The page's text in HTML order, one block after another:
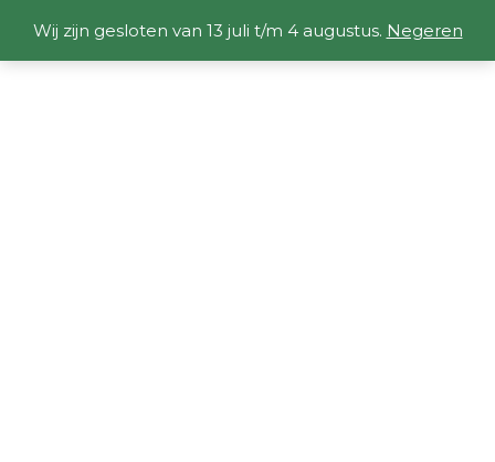
Wij zijn gesloten van 13 juli t/m 4 augustus. Negeren